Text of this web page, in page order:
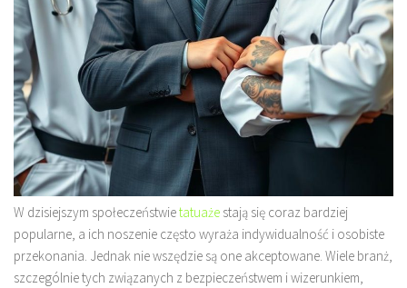
W dzisiejszym społeczeństwietatuaże stają się coraz bardziej
popularne, a ich noszenie często wyraża indywidualność i osobiste
przekonania. Jednak nie wszędzie są one akceptowane. Wiele branż,
szczególnie tych związanych z bezpieczeństwem i wizerunkiem,